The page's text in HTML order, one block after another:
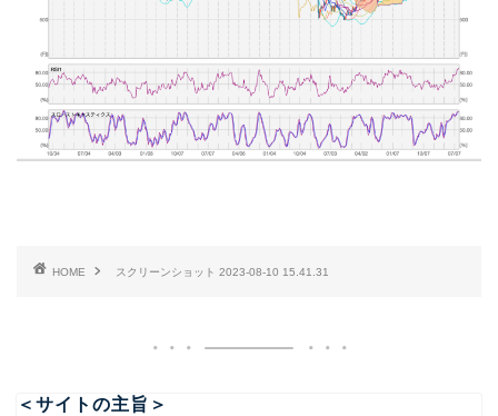
HOME スクリーンショット 2023-08-10 15.41.31
＜サイトの主旨＞